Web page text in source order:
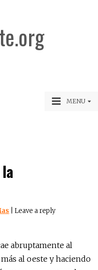
MENU
Leave a reply
abruptamente al
al oeste y haciendo